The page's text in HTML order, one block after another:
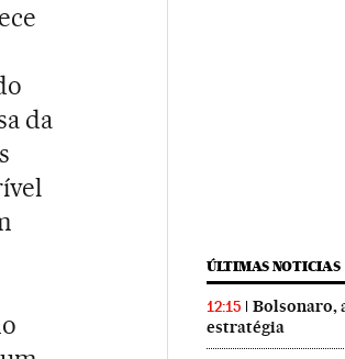
da
ÚLTIMAS NOTICIAS
12:15
Bolsonaro,
estratégia